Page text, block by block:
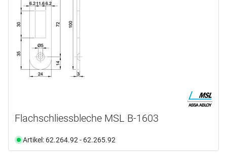
Flachschliessbleche MSL B-1603
Artikel: 62.264.92 - 62.265.92